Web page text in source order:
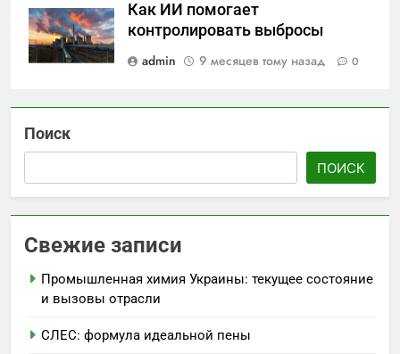
Как ИИ помогает
контролировать выбросы
admin
9 месяцев тому назад 0
Поиск
ПОИСК
Свежие записи
Промышленная химия Украины: текущее состояние
и вызовы отрасли
СЛЕС: формула идеальной пены